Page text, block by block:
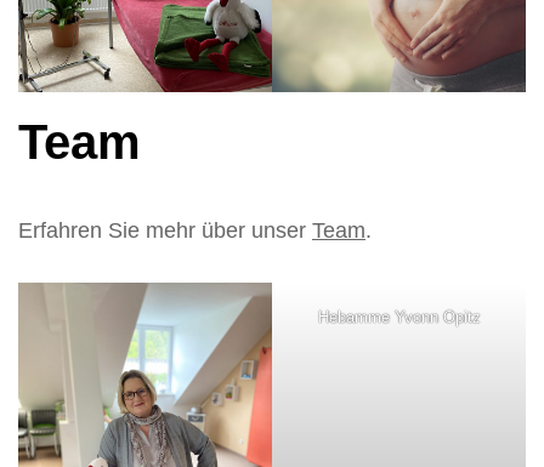
Team
Erfahren Sie mehr über unser Team.
Hebamme Yvonn Opitz